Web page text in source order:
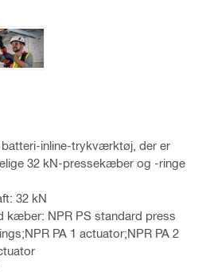
inline-trykværktøj, der er
32 kN-pressekæber og -ringe
32 kN
kæber: NPR PS standard press
PA 1 actuator;NPR PA 2